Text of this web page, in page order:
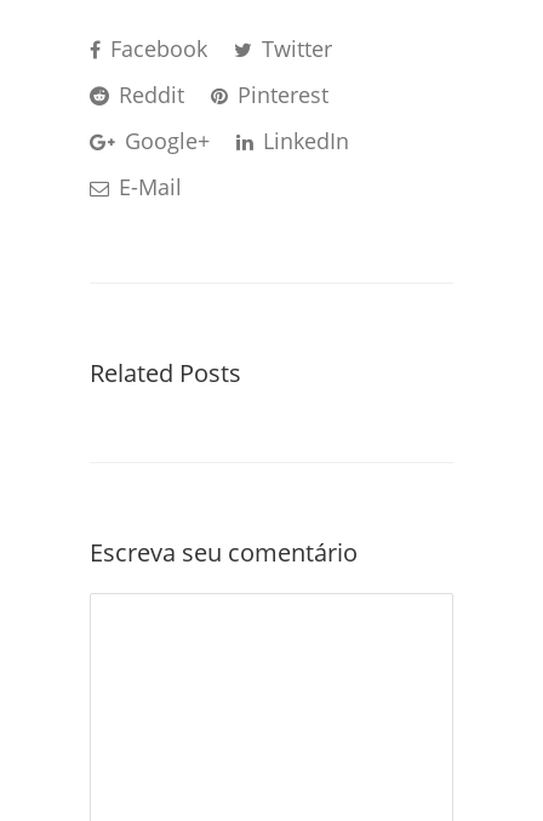
Facebook
Twitter
Reddit
Pinterest
Google+
LinkedIn
E-Mail
Related Posts
Escreva seu comentário